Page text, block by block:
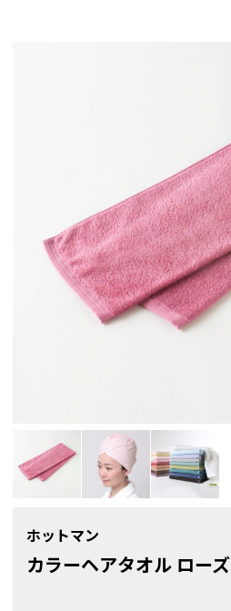
ホットマン
カラーヘアタオル ローズ